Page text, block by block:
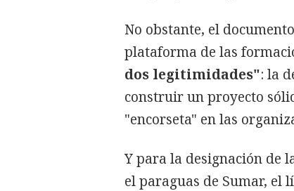
No obstante, el
plataforma de las
dos legitimidades": la
construir un proyecto
"encorseta" en las
Y para la designación de
el paraguas de Sumar, el